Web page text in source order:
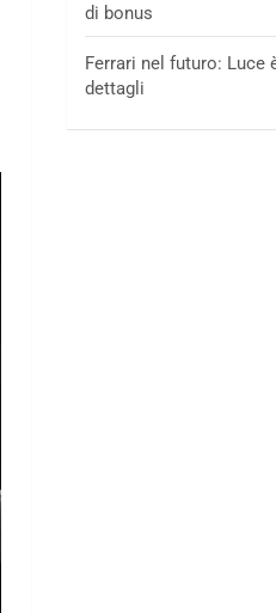
di bonus
Ferrari nel futuro: Luce
dettagli